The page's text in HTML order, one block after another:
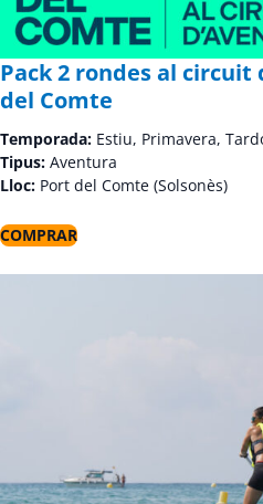
Pack 2 rondes al circuit
del Comte
Temporada: Estiu, Primavera,
Tipus: Aventura
Lloc: Port del Comte (Solsonès)
COMPRAR